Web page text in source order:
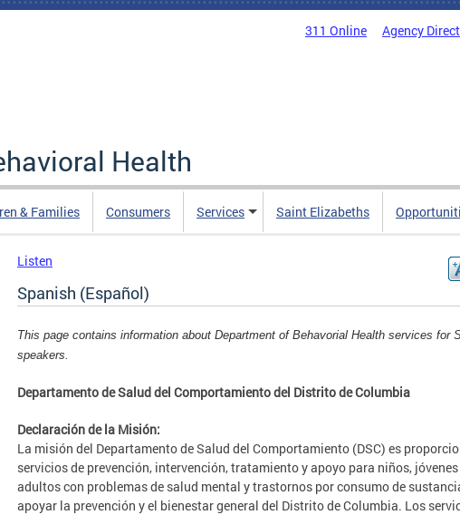
311 Online Agency
Health
& Families Consumers Services Saint Elizabeths
Listen
Spanish (Español)
This page contains information about Department of Behavorial Health services for
speakers.
Departamento de Salud del Comportamiento del Distrito de Columbia
Declaración de la Misión:
La misión del Departamento de Salud del Comportamiento (DSC) es
servicios de prevención, intervención, tratamiento y apoyo para niños,
adultos con problemas de salud mental y trastornos por consumo de
apoyar la prevención y el bienestar general del Distrito de Columbia. Los